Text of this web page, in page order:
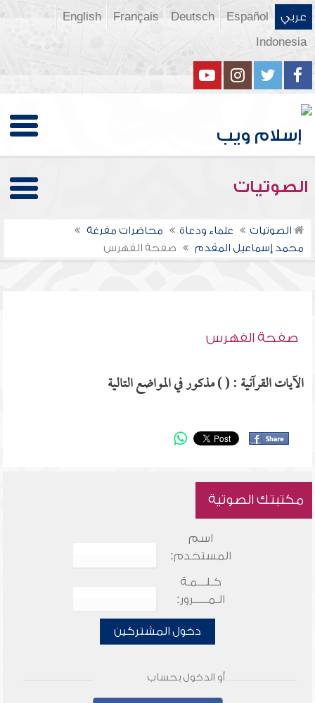
عربي Español
Deutsch
Français
English
Indonesia
الصوتيات
الصوتيات علماء ودعاة
محاضرات مفرغة
محمد إسماعيل المقدم
صفحة الفهرس
صفحة الفهرس
الآيات القرآنية : ( ) مذكور في المواضع التالية
مكتبتك الصوتية
اسم
المستخدم:
كـلـــمـة
الـمـــــرور:
دخول المشتركين
أو الدخول بحساب